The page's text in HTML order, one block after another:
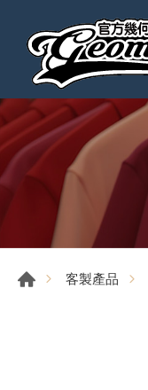
客製產品